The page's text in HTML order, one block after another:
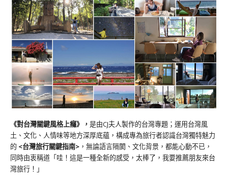
《對台灣關鍵風格上癮》 ， 是由CJ夫人製作的台灣專題；運用台灣風
土、文化、人情味等地方深厚底蘊，構成專為旅行者認識台灣獨特魅力
的 <台灣旅行關鍵指南> ，無論語言隔閡、文化背景，都能心動不已，
同時由衷稱道「哇！這是一種全新的感受，太棒了，我要推薦朋友來台
灣旅行！」